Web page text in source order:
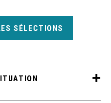
SÉLECTIONS